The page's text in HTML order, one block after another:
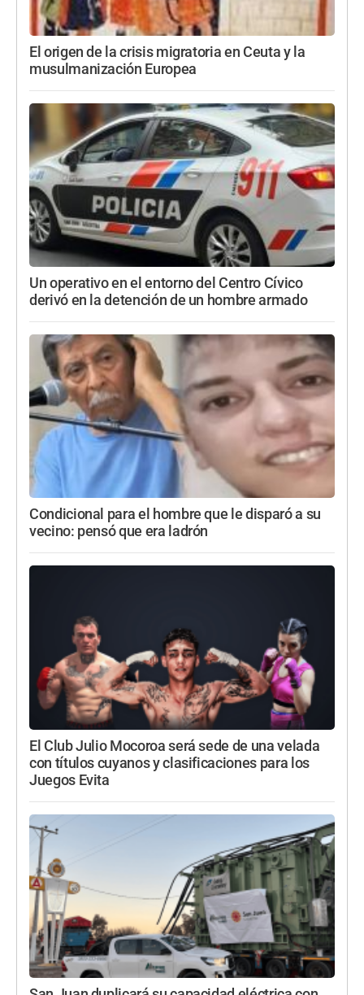
El origen de la crisis migratoria en Ceuta y la
musulmanización Europea
Un operativo en el entorno del Centro Cívico
derivó en la detención de un hombre armado
Condicional para el hombre que le disparó a su
vecino: pensó que era ladrón
El Club Julio Mocoroa será sede de una velada
con títulos cuyanos y clasificaciones para los
Juegos Evita